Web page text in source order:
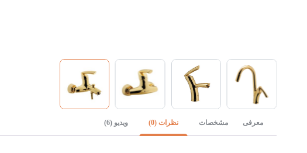
معرفی مشخصات نظرات (0) ویدیو (6)